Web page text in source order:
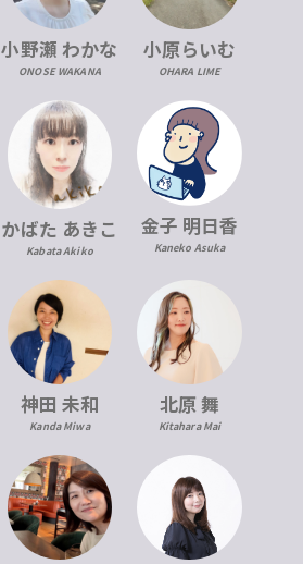
小野瀬 わかな
ONOSE WAKANA
小原らいむ
OHARA LIME
かばた あきこ
Kabata Akiko
金子 明日香
Kaneko Asuka
神田 未和
Kanda Miwa
北原 舞
Kitahara Mai